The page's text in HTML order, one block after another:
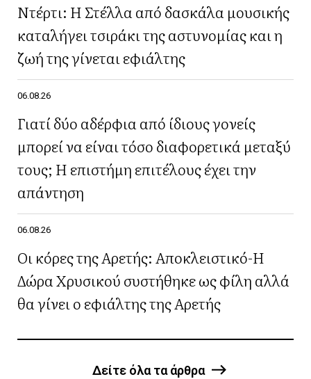
Ντέρτι: Η Στέλλα από δασκάλα μουσικής
καταλήγει τσιράκι της αστυνομίας και η
ζωή της γίνεται εφιάλτης
06.08.26
Γιατί δύο αδέρφια από ίδιους γονείς
μπορεί να είναι τόσο διαφορετικά μεταξύ
τους; Η επιστήμη επιτέλους έχει την
απάντηση
06.08.26
Οι κόρες της Αρετής: Αποκλειστικό-Η
Δώρα Χρυσικού συστήθηκε ως φίλη αλλά
θα γίνει ο εφιάλτης της Αρετής
Δείτε όλα τα άρθρα